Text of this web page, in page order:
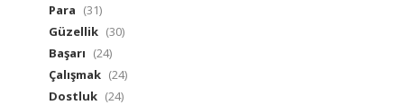
Para (31)
Güzellik (30)
Başarı (24)
Çalışmak (24)
Dostluk (24)